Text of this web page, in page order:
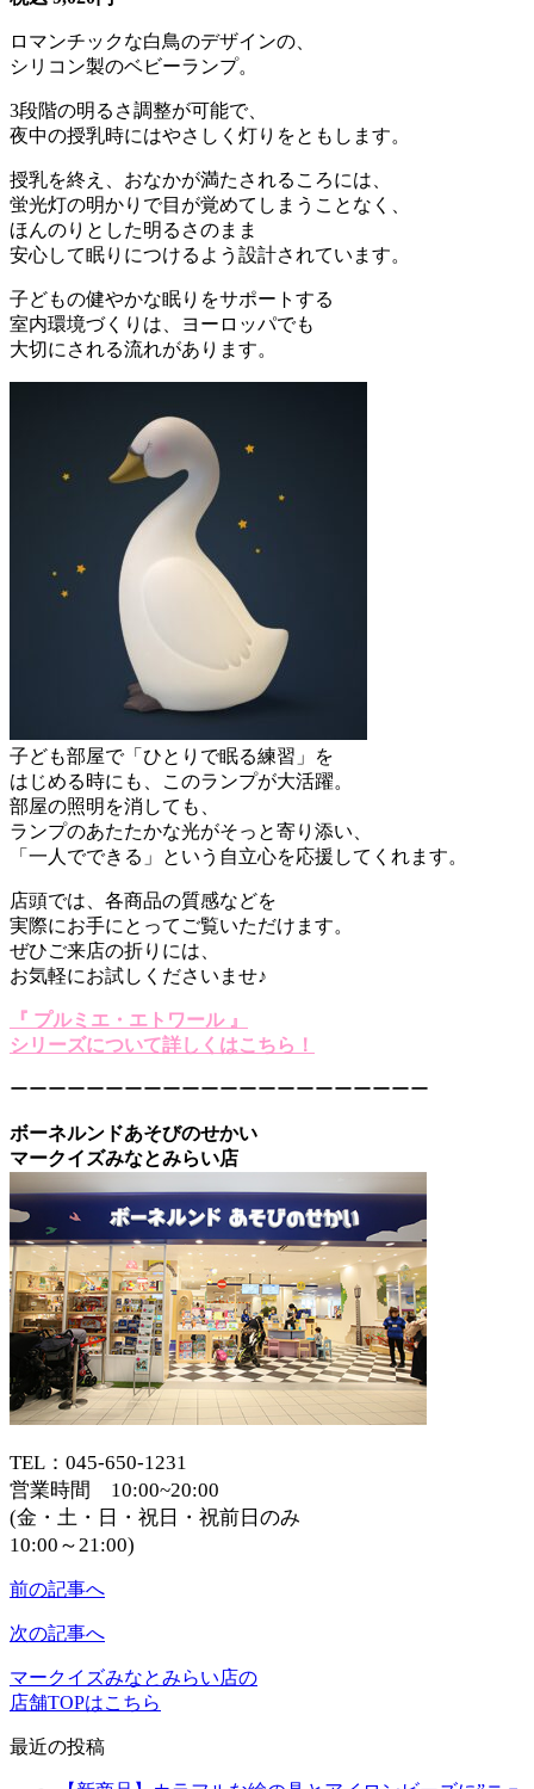
ロマンチックな白鳥のデザインの、
シリコン製のベビーランプ。
3段階の明るさ調整が可能で、
夜中の授乳時にはやさしく灯りをともします。
授乳を終え、おなかが満たされるころには、
蛍光灯の明かりで目が覚めてしまうことなく、
ほんのりとした明るさのまま
安心して眠りにつけるよう設計されています。
子どもの健やかな眠りをサポートする
室内環境づくりは、ヨーロッパでも
大切にされる流れがあります。
子ども部屋で「ひとりで眠る練習」を
はじめる時にも、このランプが大活躍。
部屋の照明を消しても、
ランプのあたたかな光がそっと寄り添い、
「一人でできる」という自立心を応援してくれます。
店頭では、各商品の質感などを
実際にお手にとってご覧いただけます。
ぜひご来店の折りには、
お気軽にお試しくださいませ♪
『 プルミエ・エトワール 』
シリーズについて詳しくはこちら！
ーーーーーーーーーーーーーーーーーーーーーー
ボーネルンドあそびのせかい
マークイズみなとみらい店
TEL：045-650-1231
営業時間 10:00~20:00
(金・土・日・祝日・祝前日のみ
10:00～21:00)
前の記事へ
次の記事へ
マークイズみなとみらい店の
店舗TOPはこちら
最近の投稿